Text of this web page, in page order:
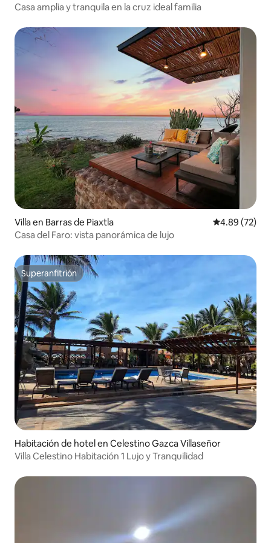
Casa amplia y tranquila en la cruz ideal familia
Villa en Barras de Piaxtla Calificación
4.89 (72)
Casa del Faro: vista panorámica de lujo
Superanfitrión
Superanfitrión
Habitación de hotel en Celestino Gazca Villaseñor
Villa Celestino Habitación 1 Lujo y Tranquilidad